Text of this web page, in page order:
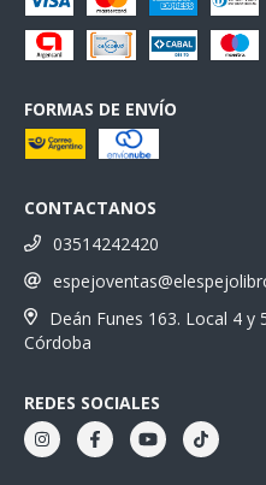
FORMAS DE ENVÍO
CONTACTANOS
03514242420
Deán Funes 163. Local 4 y
Córdoba
REDES SOCIALES